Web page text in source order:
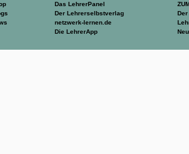
Das LehrerPanel
Der Lehrerselbstverlag
netzwerk-lernen.de
Die LehrerApp